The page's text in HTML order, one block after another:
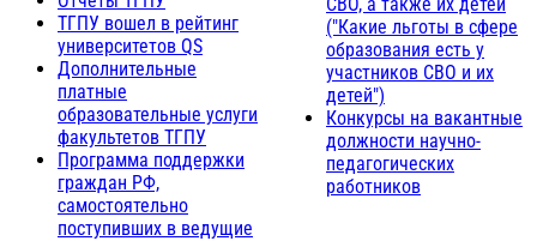
ТГПУ вошел в рейтинг
университетов QS
Дополнительные
платные
образовательные услуги
факультетов ТГПУ
Программа поддержки
граждан РФ,
самостоятельно
поступивших в ведущие
("Какие льготы в сфере
образования есть у
участников СВО и их
детей")
Конкурсы на вакантные
должности научно-
педагогических
работников